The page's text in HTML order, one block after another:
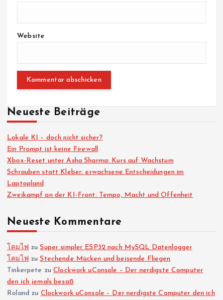
Website
Neueste Beiträge
Lokale KI – doch nicht sicher?
Ein Prompt ist keine Firewall
Xbox-Reset unter Asha Sharma: Kurs auf Wachstum
Schrauben statt Kleber: erwachsene Entscheidungen im
Laptopland
Zweikampf an der KI-Front: Tempo, Macht und Offenheit
Neueste Kommentare
โคมไฟ zuSuper simpler ESP32 nach MySQL Datenlogger
โคมไฟ zuStechende Mücken und beisende Fliegen
Tinkerpete zuClockwork uConsole – Der nerdigste Computer
den ich jemals besaß
Roland zu Clockwork uConsole – Der nerdigste Computer den ich